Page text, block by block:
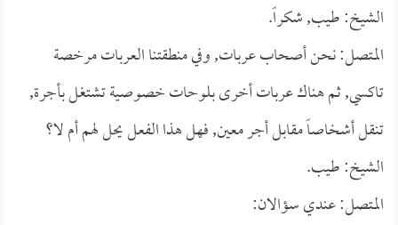
الشيخ: طيب, شكراً.
المتصل: نحن أصحاب عربات, وفي منطقتنا العربات مرخصة
تاكسي, ثم هناك عربات أخرى بلوحات خصوصية تشتغل بأجرة,
تنقل أشخاصاً مقابل أجر معين, فهل هذا الفعل يحل لهم أم لا؟
الشيخ: طيب.
المتصل: عندي سؤالان: